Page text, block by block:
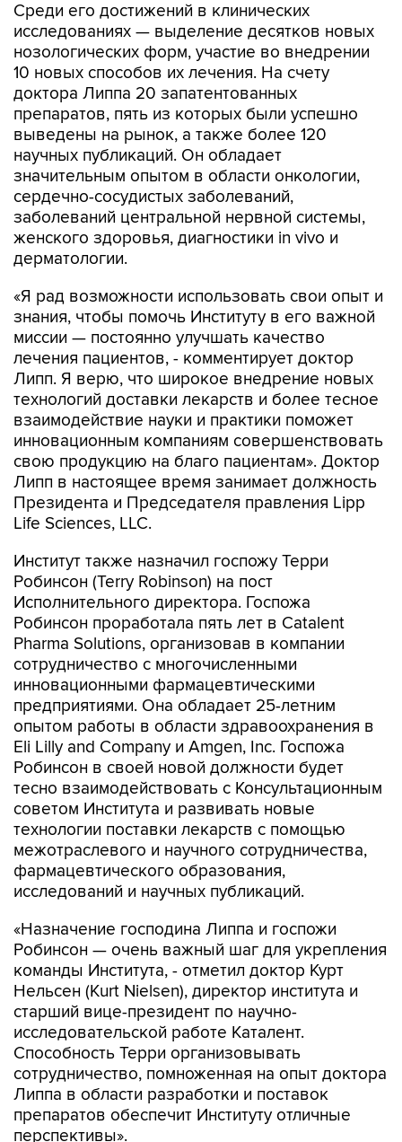
Среди его достижений в клинических
исследованиях — выделение десятков новых
нозологических форм, участие во внедрении
10 новых способов их лечения. На счету
доктора Липпа 20 запатентованных
препаратов, пять из которых были успешно
выведены на рынок, а также более 120
научных публикаций. Он обладает
значительным опытом в области онкологии,
сердечно-сосудистых заболеваний,
заболеваний центральной нервной системы,
женского здоровья, диагностики in vivo и
дерматологии.
«Я рад возможности использовать свои опыт и
знания, чтобы помочь Институту в его важной
миссии — постоянно улучшать качество
лечения пациентов, - комментирует доктор
Липп. Я верю, что широкое внедрение новых
технологий доставки лекарств и более тесное
взаимодействие науки и практики поможет
инновационным компаниям совершенствовать
свою продукцию на благо пациентам». Доктор
Липп в настоящее время занимает должность
Президента и Председателя правления Lipp
Life Sciences, LLC.
Институт также назначил госпожу Терри
Робинсон (Terry Robinson) на пост
Исполнительного директора. Госпожа
Робинсон проработала пять лет в Catalent
Pharma Solutions, организовав в компании
сотрудничество с многочисленными
инновационными фармацевтическими
предприятиями. Она обладает 25-летним
опытом работы в области здравоохранения в
Eli Lilly and Company и Amgen, Inc. Госпожа
Робинсон в своей новой должности будет
тесно взаимодействовать с Консультационным
советом Института и развивать новые
технологии поставки лекарств с помощью
межотраслевого и научного сотрудничества,
фармацевтического образования,
исследований и научных публикаций.
«Назначение господина Липпа и госпожи
Робинсон — очень важный шаг для укрепления
команды Института, - отметил доктор Курт
Нельсен (Kurt Nielsen), директор института и
старший вице-президент по научно-
исследовательской работе Каталент.
Способность Терри организовывать
сотрудничество, помноженная на опыт доктора
Липпа в области разработки и поставок
препаратов обеспечит Институту отличные
перспективы».